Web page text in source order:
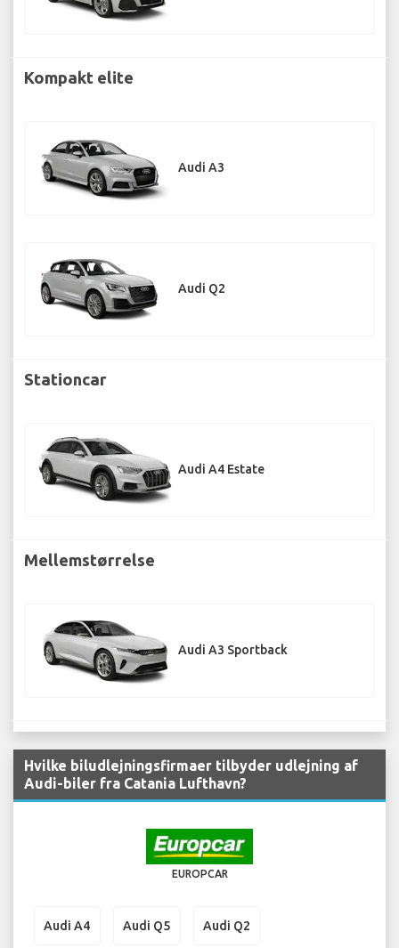
Kompakt elite
Audi A3
Audi Q2
Stationcar
Audi A4 Estate
Mellemstørrelse
Audi A3 Sportback
Hvilke biludlejningsfirmaer tilbyder udlejning af
Audi-biler fra Catania Lufthavn?
EUROPCAR
Audi A4 Audi Q5 Audi Q2